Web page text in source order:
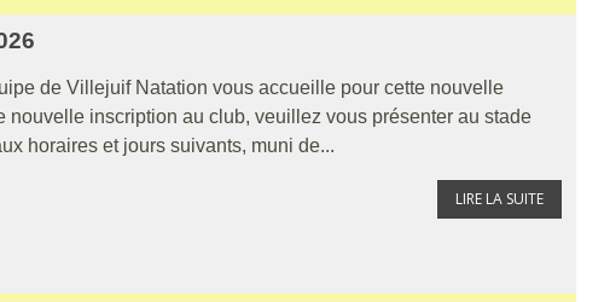
de Villejuif Natation vous accueille pour cette nouvelle
nouvelle inscription au club, veuillez vous présenter au stade
horaires et jours suivants, muni de...
LIRE LA SUITE